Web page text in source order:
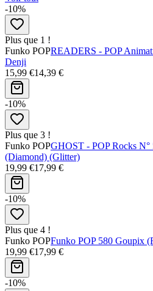
-10%
Plus que 1 !
Funko POPREADERS - POP
Denji
15,99 €14,39 €
-10%
Plus que 3 !
Funko POPGHOST - POP Rocks N°
(Diamond) (Glitter)
19,99 €17,99 €
-10%
Plus que 4 !
Funko POPFunko POP 580 Goupix
19,99 €17,99 €
-10%